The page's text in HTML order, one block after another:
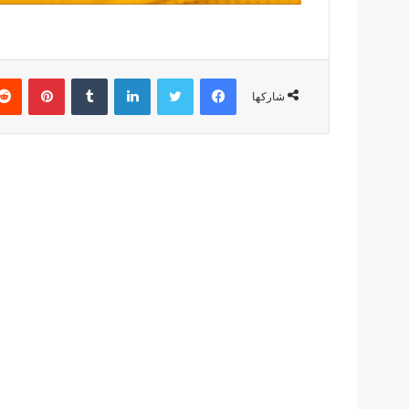
شاركها
فيسبوك تويتر لينكدإن